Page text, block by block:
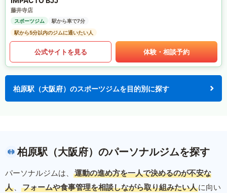
藤井寺店
スポーツジム
駅から車で7分
駅から5分以内のジムに通いたい人
公式サイトを見る 体験・相談予約
柏原駅（大阪府）のスポーツジムを目的別に探す
柏原駅（大阪府）のパーソナルジムを探す
パーソナルジムは、
運動の進め方を一人で決めるのが不安な
人 、 フォームや食事管理を相談しながら取り組みたい人に向い